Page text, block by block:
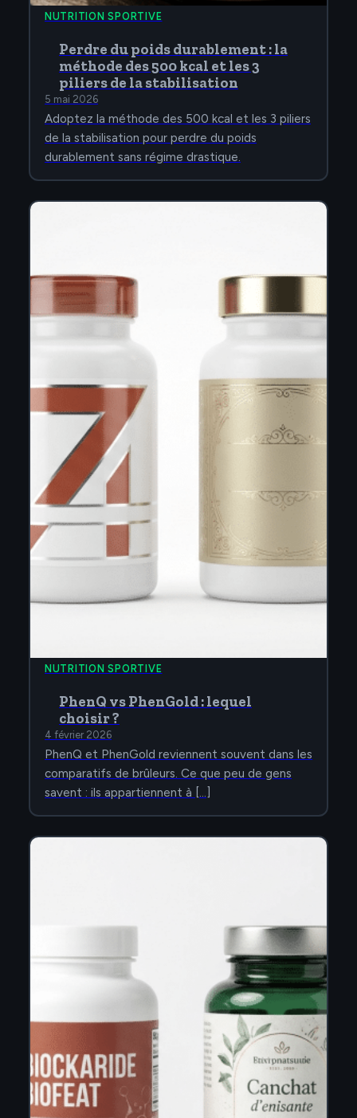
NUTRITION SPORTIVE
Perdre du poids durablement : la
méthode des 500 kcal et les 3
piliers de la stabilisation
5 mai 2026
Adoptez la méthode des 500 kcal et les 3 piliers
de la stabilisation pour perdre du poids
durablement sans régime drastique.
NUTRITION SPORTIVE
PhenQ vs PhenGold : lequel
choisir ?
4 février 2026
PhenQ et PhenGold reviennent souvent dans les
comparatifs de brûleurs. Ce que peu de gens
savent : ils appartiennent à […]